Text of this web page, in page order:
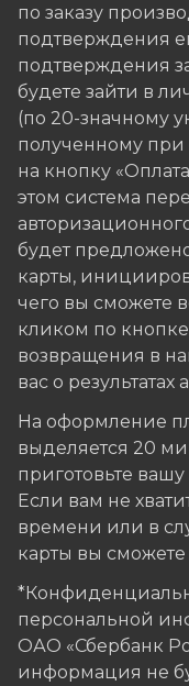
по заказу
подтверждения
подтверждения
будете зайти в
(по 20-значному
полученному
на кнопку
этом система
будет
карты,
чего вы сможете
кликом по кнопке
возвращения в
вас о результатах
На оформление
выделяется 20
приготовьте
Если вам не
времени или в
карты вы
персональной
ОАО «Сбербанк
информация не